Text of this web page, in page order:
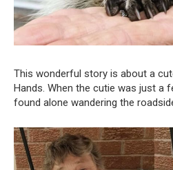
This wonderful story is about a
Hands. When the cutie was just a
found alone wandering the